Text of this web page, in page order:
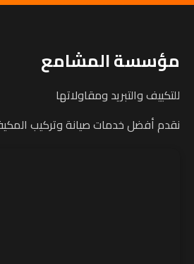
مؤسسة المشامع
للتكييف والتبريد ومقاولاتها
نقدم أفضل خدمات صيانة وتركيب